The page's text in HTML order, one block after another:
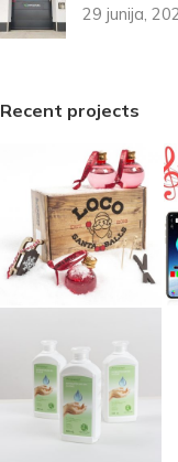
29 junija,
Recent projects